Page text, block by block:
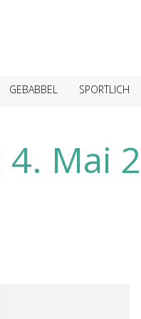
GEBABBEL SPORTLICH
4. Mai